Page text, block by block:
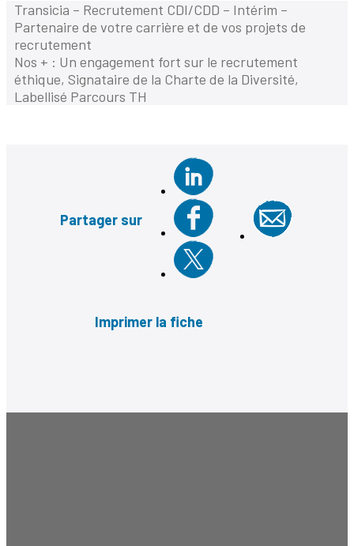
Transicia – Recrutement CDI/CDD – Intérim –
Partenaire de votre carrière et de vos projets de
recrutement
Nos + : Un engagement fort sur le recrutement
éthique, Signataire de la Charte de la Diversité,
Labellisé Parcours TH
Partager sur
Imprimer la fiche